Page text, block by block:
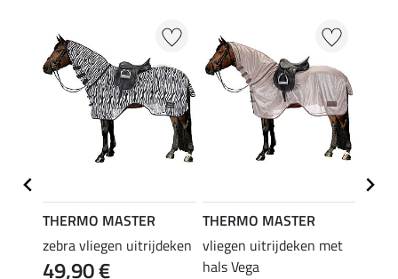
THERMO MASTER
zebra vliegen uitrijdeken
49,90 €
THERMO MASTER
vliegen uitrijdeken met
hals Vega